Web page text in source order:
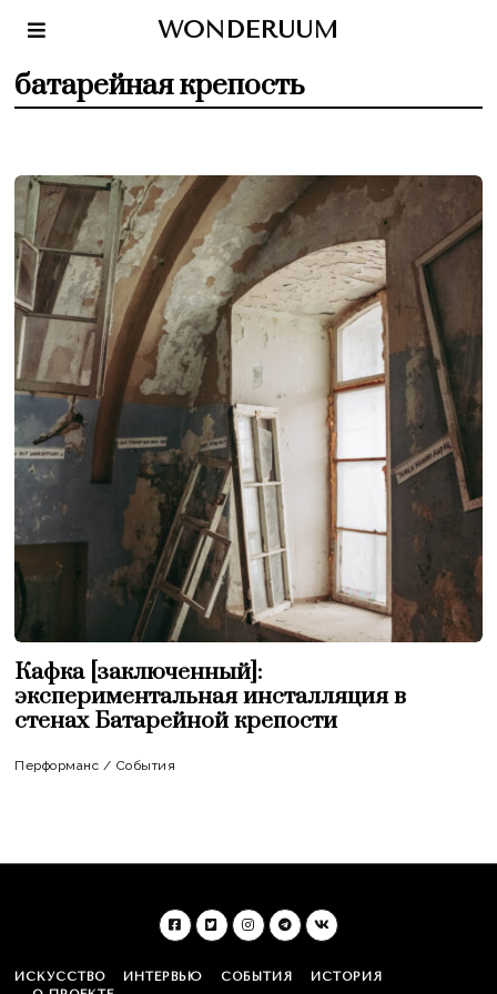
WONDERUUM
батарейная крепость
Кафка [заключенный]:
экспериментальная инсталляция в
стенах Батарейной крепости
Перформанс / События
ИСКУССТВО ИНТЕРВЬЮ СОБЫТИЯ
ИСТОРИЯ